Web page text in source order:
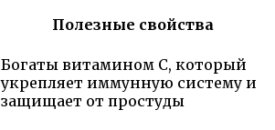
Полезные свойства
Богаты витамином C, который
укрепляет иммунную систему и
защищает от простуды